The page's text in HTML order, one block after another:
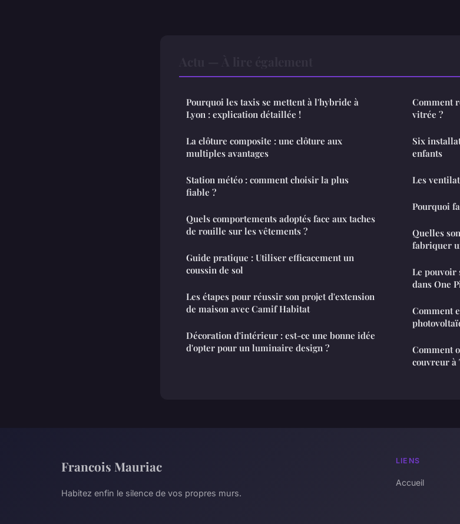
Pourquoi les taxis se mettent à l'hybride à
Lyon : explication détaillée !
La clôture composite : une clôture aux
multiples avantages
Station météo : comment choisir la plus
fiable ?
Quels comportements adoptés face aux taches
de rouille sur les vêtements ?
Guide pratique : Utiliser efficacement un
coussin de sol
Les étapes pour réussir son projet d'extension
de maison avec Camif Habitat
Décoration d'intérieur : est-ce une bonne idée
d'opter pour un luminaire design ?
Comment
vitrée ?
Six
enfants
Les
Pourquoi
Quelles
fabriquer
Le pouvoir
dans One
Comment
Comment
couvreur à
Francois Mauriac
Habitez enfin le silence de vos propres murs.
LIENS
Accueil